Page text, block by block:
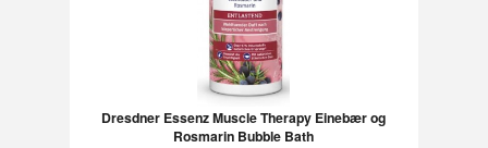
Dresdner Essenz Muscle Therapy Einebær og
Rosmarin Bubble Bath